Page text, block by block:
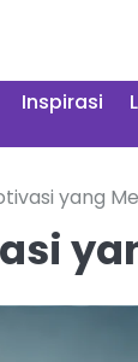
Inspirasi
yang